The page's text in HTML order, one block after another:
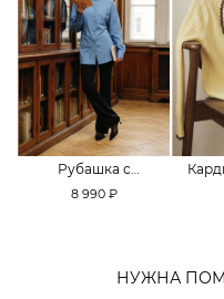
Рубашка с
принтом «клетка»
8 990 ₽
НУЖНА